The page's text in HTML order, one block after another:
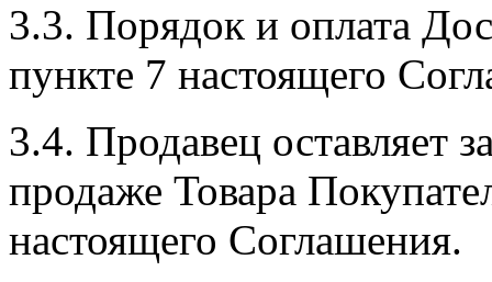
3.3. Порядок и оплата
пункте 7 настоящего
3.4. Продавец оставляет
продаже Товара
настоящего Соглашения.